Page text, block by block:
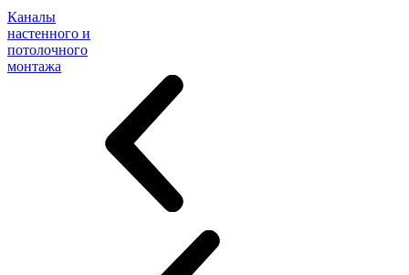
Каналы
настенного и
потолочного
монтажа